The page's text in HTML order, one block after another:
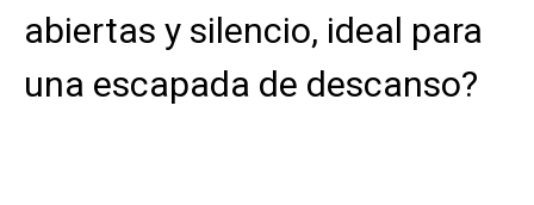
abiertas y silencio, ideal para
una escapada de descanso?